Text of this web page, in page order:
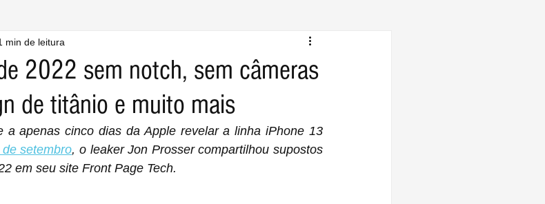
2022 sem notch, sem câmeras
de titânio e muito mais
min de leitura
a apenas cinco dias da Apple revelar a linha iPhone 13
setembro, o leaker Jon Prosser compartilhou supostos
em seu site Front Page Tech.